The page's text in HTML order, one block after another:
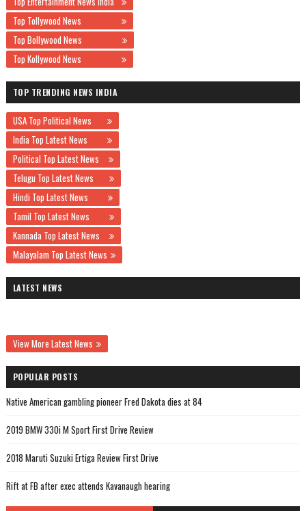
Top Tollywood News
Top Bollywood News
Top Kollywood News
TOP TRENDING NEWS INDIA
USA Top Political News
India Top Latest News
Political Top Latest News
Telugu Top Latest News
Hindi Top Latest News
Tamil Top Latest News
Kannada Top Latest News
Malayalam Top Latest News
LATEST NEWS
View More Latest News
POPULAR POSTS
Native American gambling pioneer Fred Dakota dies at 84
2019 BMW 330i M Sport First Drive Review
2018 Maruti Suzuki Ertiga Review First Drive
Rift at FB after exec attends Kavanaugh hearing